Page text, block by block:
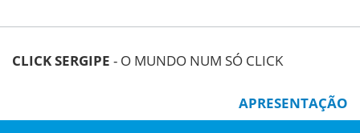
CLICK SERGIPE - O MUNDO NUM SÓ CLICK
APRESENTAÇÃO